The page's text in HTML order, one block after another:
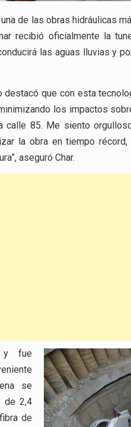
de las obras hidráulicas
recibió oficialmente la
las aguas lluvias y
destacó que con esta
los impactos
calle 85. Me siento
la obra en tiempo
aseguró Char.
y fue
se
de 2,4
de